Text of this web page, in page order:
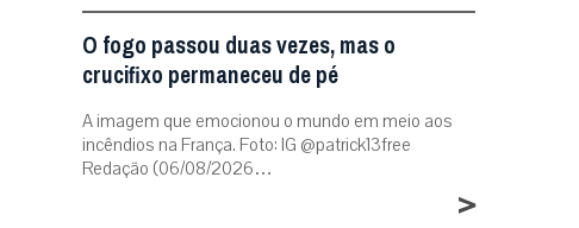
O fogo passou duas vezes, mas o
crucifixo permaneceu de pé
A imagem que emocionou o mundo em meio aos
incêndios na França. Foto: IG @patrick13free
Redação (06/08/2026…
>